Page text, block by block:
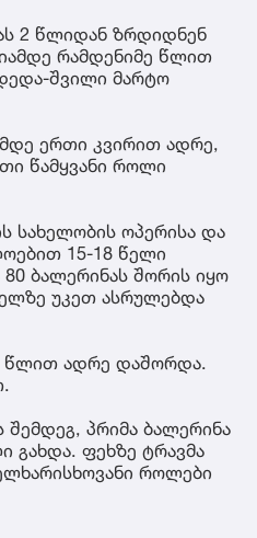
2 წლიდან ზრდიდნენ
რამდენიმე წლით
შვილი მარტო
ერთი კვირით ადრე,
წამყვანი როლი
სახელობის ოპერისა და
15-18 წელი
ბალერინას შორის იყო
უკეთ ასრულებდა
წლით ადრე დაშორდა.
პრიმა ბალერინა
ფეხზე ტრავმა
როლები